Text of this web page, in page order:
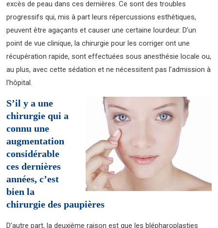
excès de peau dans ces dernières. Ce sont des troubles
progressifs qui, mis à part leurs répercussions esthétiques,
peuvent être agaçants et causer une certaine lourdeur. D’un
point de vue clinique, la chirurgie pour les corriger ont une
récupération rapide, sont effectuées sous anesthésie locale ou,
au plus, avec cette sédation et ne nécessitent pas l’admission à
l’hôpital.
S’il y aune
chirurgie qui a
connu une
augmentation
considérable
ces dernières
années, c’est
bien la
chirurgie des paupières
D’autre part, la deuxième raison est que les blépharoplasties